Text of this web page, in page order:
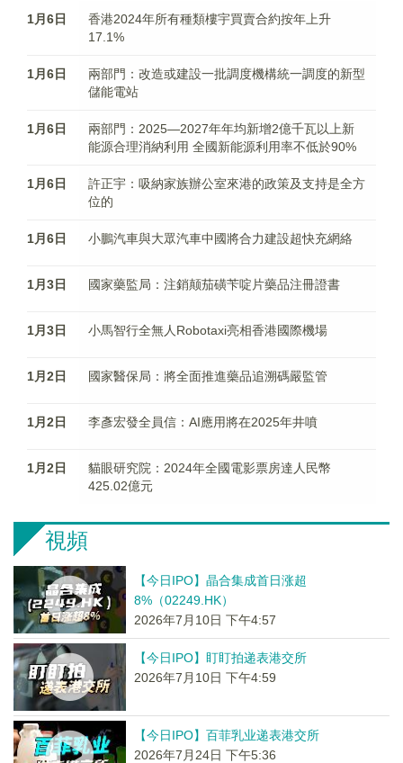
1月6日
香港2024年所有種類樓宇買賣合約按年上升
17.1%
1月6日
兩部門：改造或建設一批調度機構統一調度的新型
儲能電站
1月6日
兩部門：2025—2027年年均新增2億千瓦以上新
能源合理消納利用 全國新能源利用率不低於90%
1月6日
許正宇：吸納家族辦公室來港的政策及支持是全方
位的
1月6日 小鵬汽車與大眾汽車中國將合力建設超快充網絡
1月3日 國家藥監局：注銷颠茄磺苄啶片藥品注冊證書
1月3日 小馬智行全無人Robotaxi亮相香港國際機場
1月2日 國家醫保局：將全面推進藥品追溯碼嚴監管
1月2日 李彥宏發全員信：AI應用將在2025年井噴
1月2日
貓眼研究院：2024年全國電影票房達人民幣
425.02億元
視頻
【今日IPO】晶合集成首日涨超
8%（02249.HK）
2026年7月10日 下午4:57
【今日IPO】盯盯拍递表港交所
2026年7月10日 下午4:59
【今日IPO】百菲乳业递表港交所
2026年7月24日 下午5:36